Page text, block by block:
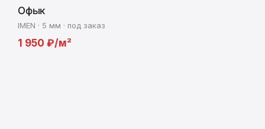
Офык
IMEN · 5 мм · под заказ
1 950 ₽/м²